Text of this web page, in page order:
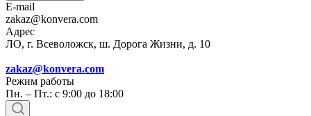
E-mail
zakaz@konvera.com
Адрес
ЛО, г. Всеволожск, ш. Дорога Жизни, д. 10
zakaz@konvera.com
Режим работы
Пн. – Пт.: с 9:00 до 18:00